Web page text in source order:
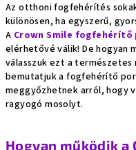
Az otthoni fogfehérítés
különösen, ha egyszerű,
A Crown Smile fogfehérítő
elérhetővé válik! De hogyan
válasszuk ezt a természetes
bemutatjuk a fogfehérítő
meggyőzhetnek arról, hogy
ragyogó mosolyt.
Hogyan működik